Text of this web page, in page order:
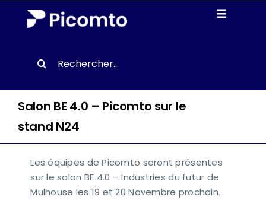
Passer
Toggle
Ressources
À Propos
Search
Salon BE 4.0 – Picomto sur le
stand N24
Les équipes de Picomto seront présentes
sur le salon BE 4.0 – Industries du futur de
Mulhouse les 19 et 20 Novembre prochain.